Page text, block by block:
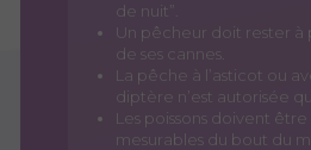
de nuit”.
Un pêcheur doit rester
de ses cannes.
La pêche à l’asticot ou
diptère n’est autorisée
Les poissons doivent
mesurables du bout du